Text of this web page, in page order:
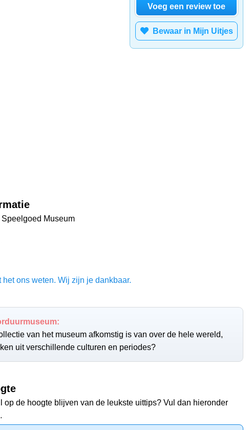
Voeg een review toe
Bewaar in Mijn Uitjes
Museum
het ons weten. Wij zijn je dankbaar.
van het museum afkomstig is van over de hele wereld,
uit verschillende culturen en periodes?
op de hoogte blijven van de leukste uittips? Vul dan hieronder